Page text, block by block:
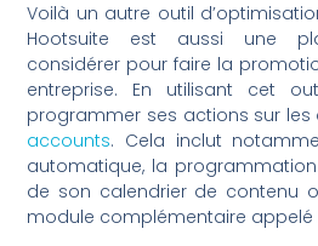
Voilà un autre outil
Hootsuite est aussi une
considérer pour faire la
entreprise. En utilisant cet
programmer ses actions sur les
accounts. Cela inclut
automatique, la programmation
de son calendrier de contenu
module complémentaire appelé